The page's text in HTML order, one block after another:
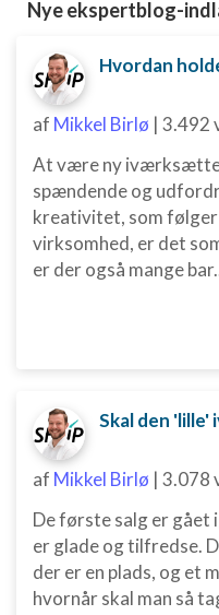
Nye ekspertblog-
af Mikkel Birlø | 3.492
At være ny
spændende og
kreativitet, som
virksomhed, er det
er der også mange
af Mikkel Birlø | 3.078
De første salg er gået
er glade og tilfredse.
der er en plads, og et
hvornår skal man så